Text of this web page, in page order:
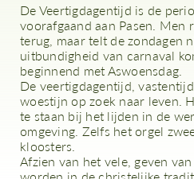
De Veertigdagentijd is de
voorafgaand aan Pasen. Men
terug, maar telt de zondagen
uitbundigheid van carnaval
beginnend met Aswoensdag.
De veertigdagentijd,
woestijn op zoek naar leven.
te staan bij het lijden in de
omgeving. Zelfs het orgel
kloosters.
Afzien van het vele, geven